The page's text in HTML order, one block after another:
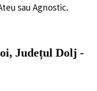
sau Agnostic.
Județul Dolj -